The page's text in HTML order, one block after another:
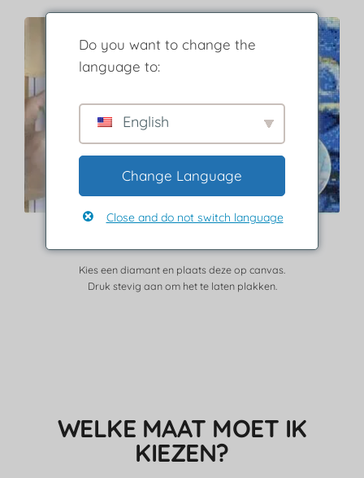
Kies een diamant en plaats deze op canvas.
Druk stevig aan om het te laten plakken.
WELKE MAAT MOET IK
KIEZEN?
Do you want to change the
language to:
English
Change Language
Close and do not switch language